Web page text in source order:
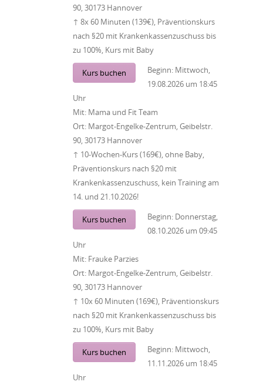
90, 30173 Hannover
↑ 8x 60 Minuten (139€), Präventionskurs
nach §20 mit Krankenkassenzuschuss bis
zu 100%, Kurs mit Baby
Kurs buchen Beginn: Mittwoch,
19.08.2026 um 18:45
Uhr
Mit: Mama und Fit Team
Ort: Margot-Engelke-Zentrum, Geibelstr.
90, 30173 Hannover
↑ 10-Wochen-Kurs (169€), ohne Baby,
Präventionskurs nach §20 mit
Krankenkassenzuschuss, kein Training am
14. und 21.10.2026!
Kurs buchen Beginn: Donnerstag,
08.10.2026 um 09:45
Uhr
Mit: Frauke Parzies
Ort: Margot-Engelke-Zentrum, Geibelstr.
90, 30173 Hannover
↑ 10x 60 Minuten (169€), Präventionskurs
nach §20 mit Krankenkassenzuschuss bis
zu 100%, Kurs mit Baby
Kurs buchen Beginn: Mittwoch,
11.11.2026 um 18:45
Uhr